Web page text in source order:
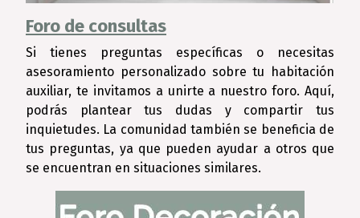
Foro de consultas
Si tienes preguntas específicas o necesitas
asesoramiento personalizado sobre tu habitación
auxiliar, te invitamos a unirte a nuestro foro. Aquí,
podrás plantear tus dudas y compartir tus
inquietudes. La comunidad también se beneficia de
tus preguntas, ya que pueden ayudar a otros que
se encuentran en situaciones similares.